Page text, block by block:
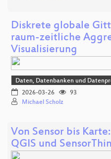
Diskrete globale
raum-zeitliche
Visualisierung
Daten, Datenbanken und
2026-03-26
93
Michael Scholz
Von Sensor bis
QGIS und